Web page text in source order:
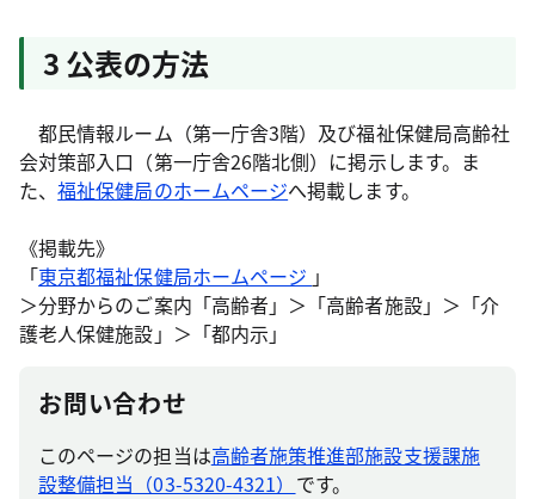
3 公表の方法
都民情報ルーム（第一庁舎3階）及び福祉保健局高齢社
会対策部入口（第一庁舎26階北側）に掲示します。ま
た、福祉保健局のホームページへ掲載します。
《掲載先》
「東京都福祉保健局ホームページ 」
＞分野からのご案内「高齢者」＞「高齢者施設」＞「介
護老人保健施設」＞「都内示」
お問い合わせ
このページの担当は高齢者施策推進部施設支援課施
設整備担当（03-5320-4321） です。